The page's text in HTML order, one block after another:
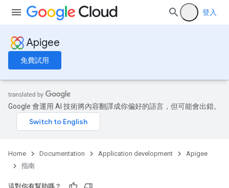
登入
Apigee
免費試用
Google 會運用 AI 技術將內容翻譯成你偏好的語言，但可能會出錯。
Home Documentation Application development
Apigee
指南
這對你有幫助嗎？